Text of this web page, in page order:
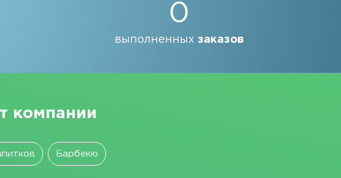
0
выполненных заказов
компании
Барбекю